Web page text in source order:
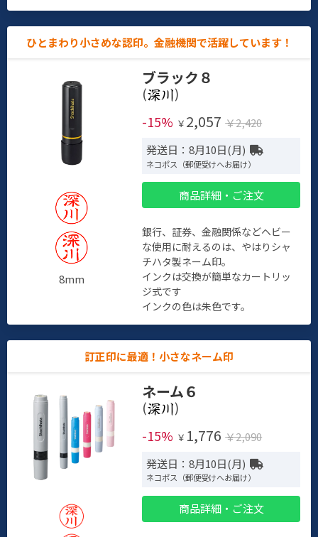
ひとまわり小さめな認印。金融機関で活躍しています！
8mm
ブラック８
(
)
-15% ￥ 2,057 ￥2,420
発送日：8月10日(月)
ネコポス（郵便受けへお届け）
商品詳細・ご注文
銀行、証券、金融関係などヘビー
な使用に耐えるのは、やはりシャ
チハタ製ネーム印。
インクは交換が簡単なカートリッ
ジ式です
インクの色は朱色です。
訂正印に最適！小さなネーム印
ネーム６
(
)
-15% ￥ 1,776 ￥2,090
発送日：8月10日(月)
ネコポス（郵便受けへお届け）
商品詳細・ご注文